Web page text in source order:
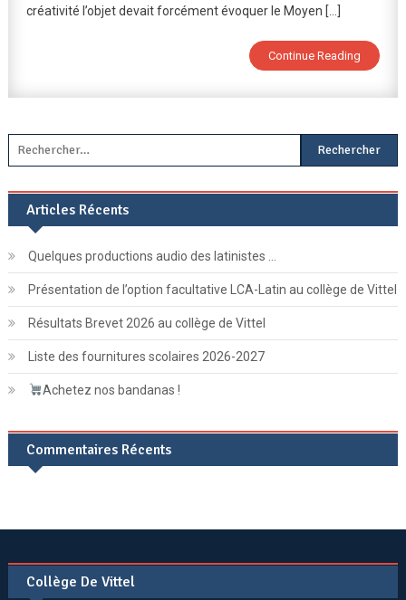
Âge
Production
D’objets
créativité l’objet devait forcément évoquer le Moyen […]
Continue Reading
Rechercher :
Articles Récents
Quelques productions audio des latinistes …
Présentation de l’option facultative LCA-Latin au collège de Vittel
Résultats Brevet 2026 au collège de Vittel
Liste des fournitures scolaires 2026-2027
Achetez nos bandanas !
Commentaires Récents
Collège De Vittel